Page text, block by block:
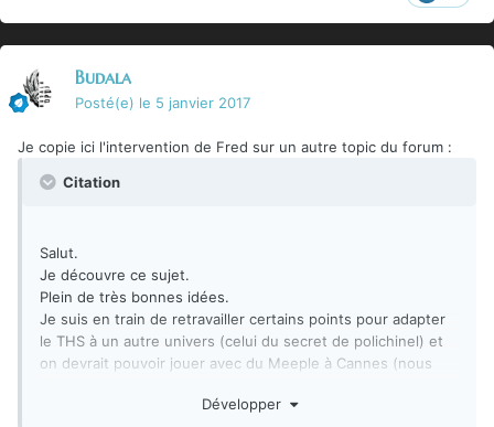
Budala
Posté(e) le 5 janvier 2017
Je copie ici l'intervention de Fred sur un autre topic du forum :
Citation
Salut.
Je découvre ce sujet.
Plein de très bonnes idées.
Je suis en train de retravailler certains points pour adapter
le THS à un autre univers (celui du secret de polichinel) et
on devrait pouvoir jouer avec du Meeple à Cannes (nous
parasitaire pour faire essayer le système : ça complexifie le
Développer